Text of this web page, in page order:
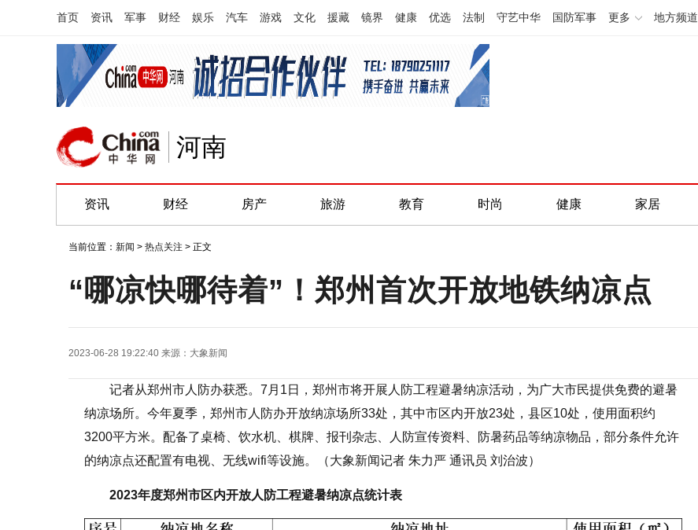
首页 资讯 军事 财经 娱乐 汽车 游戏 文化 援藏 镜界 健康 优选 法制 守艺中华 国防军事 更多 地方频道
河南
资讯 财经 房产 旅游 教育 时尚 健康 家居
当前位置： 新闻 > 热点关注 > 正文
“哪凉快哪待着”！郑州首次开放地铁纳凉点
2023-06-28 19:22:40 来源： 大象新闻
记者从郑州市人防办获悉。7月1日，郑州市将开展人防工程避暑纳凉活动，为广大市民提供免费的避暑
纳凉场所。今年夏季，郑州市人防办开放纳凉场所33处，其中市区内开放23处，县区10处，使用面积约
3200平方米。配备了桌椅、饮水机、棋牌、报刊杂志、人防宣传资料、防暑药品等纳凉物品，部分条件允许
的纳凉点还配置有电视、无线wifi等设施。（大象新闻记者 朱力严 通讯员 刘治波）
2023年度郑州市区内开放人防工程避暑纳凉点统计表